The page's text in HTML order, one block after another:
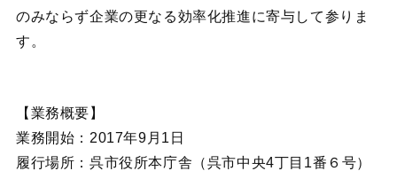
のみならず企業の更なる効率化推進に寄与して参りま
す。
【業務概要】
業務開始：2017年9月1日
履行場所：呉市役所本庁舎（呉市中央4丁目1番６号）